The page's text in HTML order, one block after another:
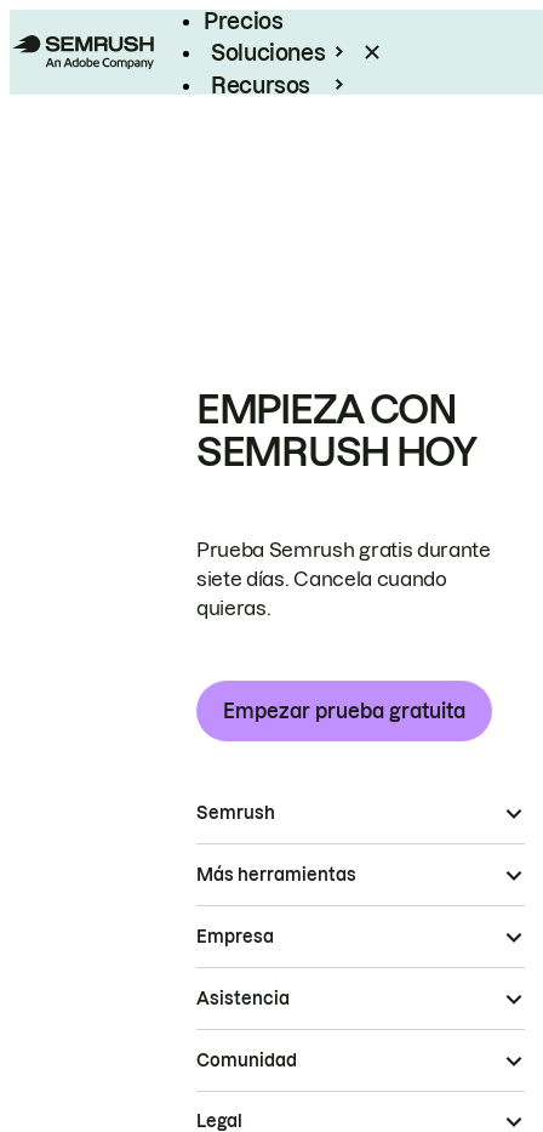
Precios
Soluciones
Recursos
EMPIEZA CON
SEMRUSH HOY
Prueba Semrush gratis durante
siete días. Cancela cuando
quieras.
Empezar prueba gratuita
Semrush
Más herramientas
Empresa
Asistencia
Comunidad
Legal